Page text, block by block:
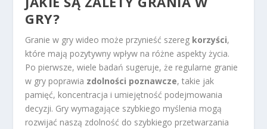
GRY?
Granie w gry wideo może przynieść szereg korzyści,
które mają pozytywny wpływ na różne aspekty życia.
Po pierwsze, wiele badań sugeruje, że regularne granie
w gry poprawia zdolności poznawcze, takie jak
pamięć, koncentracja i umiejętność podejmowania
decyzji. Gry wymagające szybkiego myślenia mogą
rozwijać naszą zdolność do szybkiego przetwarzania